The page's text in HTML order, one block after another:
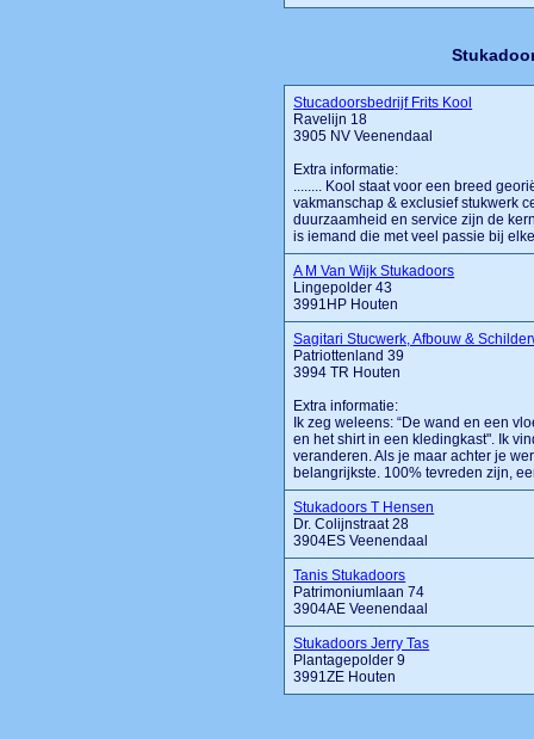
Stucadoorsbedrijf Frits Kool
Ravelijn 18
3905 NV Veenendaal
Extra informatie:
........ Kool staat voor een breed
vakmanschap & exclusief stukwerk
duurzaamheid en service zijn de
is iemand die met veel passie bij
A M Van Wijk Stukadoors
Lingepolder 43
3991HP Houten
Sagitari Stucwerk, Afbouw &
Patriottenland 39
3994 TR Houten
Extra informatie:
Ik zeg weleens: “De wand en een
en het shirt in een kledingkast". Ik
veranderen. Als je maar achter je
belangrijkste. 100% tevreden zijn,
Stukadoors T Hensen
Dr. Colijnstraat 28
3904ES Veenendaal
Tanis Stukadoors
Patrimoniumlaan 74
3904AE Veenendaal
Stukadoors Jerry Tas
Plantagepolder 9
3991ZE Houten